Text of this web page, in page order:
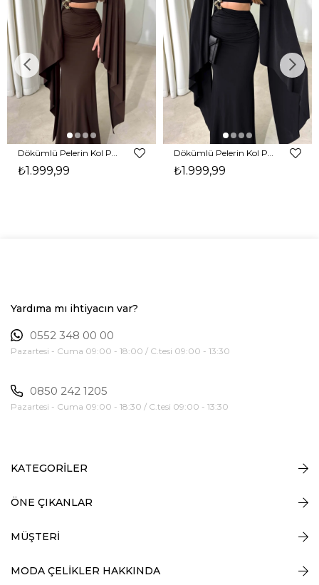
₺1.999,99 ₺1.999,99
Yardıma mı ihtiyacın var?
0552 348 00 00
Pazartesi - Cuma 09:00 - 18:00 / C.tesi 09:00 - 13:30
0850 242 1205
Pazartesi - Cuma 09:00 - 18:30 / C.tesi 09:00 - 13:30
KATEGORİLER
ÖNE ÇIKANLAR
MÜŞTERİ
MODA ÇELİKLER HAKKINDA